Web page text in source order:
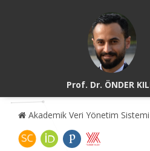
Prof. Dr. ÖNDER
Akademik Veri Yönetim Sistemi